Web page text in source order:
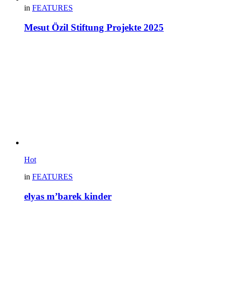
in FEATURES
Mesut Özil Stiftung Projekte 2025
Hot
in FEATURES
elyas m’barek kinder